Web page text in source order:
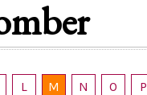
L M N O P